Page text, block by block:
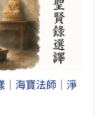
｜海寶法師｜淨